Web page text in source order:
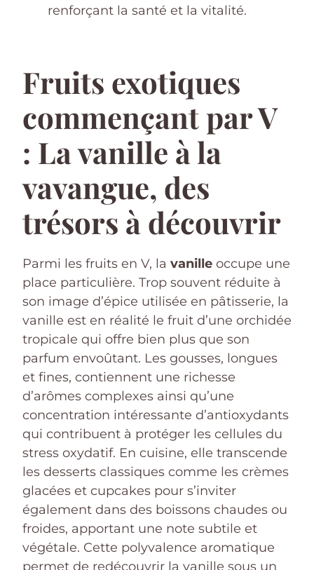
renforçant la santé et la vitalité.
Fruits exotiques
commençant par V
: La vanille à la
vavangue, des
trésors à découvrir
Parmi les fruits en V, la vanille occupe une
place particulière. Trop souvent réduite à
son image d’épice utilisée en pâtisserie, la
vanille est en réalité le fruit d’une orchidée
tropicale qui offre bien plus que son
parfum envoûtant. Les gousses, longues
et fines, contiennent une richesse
d’arômes complexes ainsi qu’une
concentration intéressante d’antioxydants
qui contribuent à protéger les cellules du
stress oxydatif. En cuisine, elle transcende
les desserts classiques comme les crèmes
glacées et cupcakes pour s’inviter
également dans des boissons chaudes ou
froides, apportant une note subtile et
végétale. Cette polyvalence aromatique
permet de redécouvrir la vanille sous un